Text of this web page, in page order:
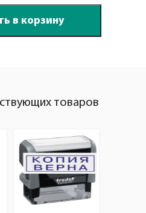
товаров